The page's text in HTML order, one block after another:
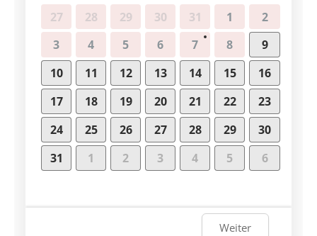
27 28 29 30 31 1
2
3
4 5 6 7 8
9
10
11 12 13 14 15
16
17
18 19 20 21 22
23
24
25 26 27 28 29
30
31
1 2 3 4 5 6
Weiter